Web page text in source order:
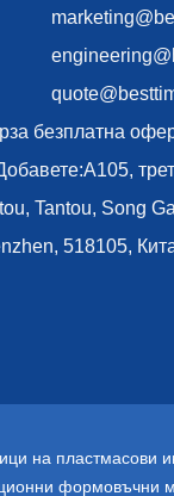
безплатна
Tantou, Song
518105,
на пластмасови
формовъчни